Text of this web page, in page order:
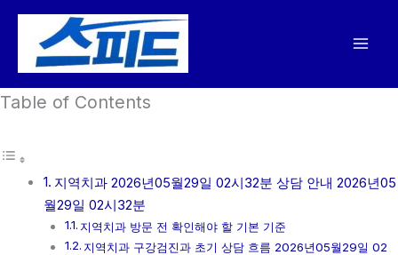
건
뛰
Table of Contents
지역치과 2026년05월29일 02시32분 상담 안내 2026년05
월29일 02시32분
지역치과 방문 전 확인해야 할 기본 기준
지역치과 구강검진과 초기 상담 흐름 2026년05월29일 02